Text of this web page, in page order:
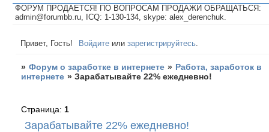
ФОРУМ ПРОДАЕТСЯ! ПО ВОПРОСАМ ПРОДАЖИ ОБРАЩАТЬСЯ:
admin@forumbb.ru, ICQ: 1-130-134, skype: alex_derenchuk.
Привет, Гость! Войдите илизарегистрируйтесь
» Форум о заработке в интернете » Работа, заработок в
интернете »Зарабатывайте 22% ежедневно!
Зарабатывайте 22% ежедневно!
Страница: 1